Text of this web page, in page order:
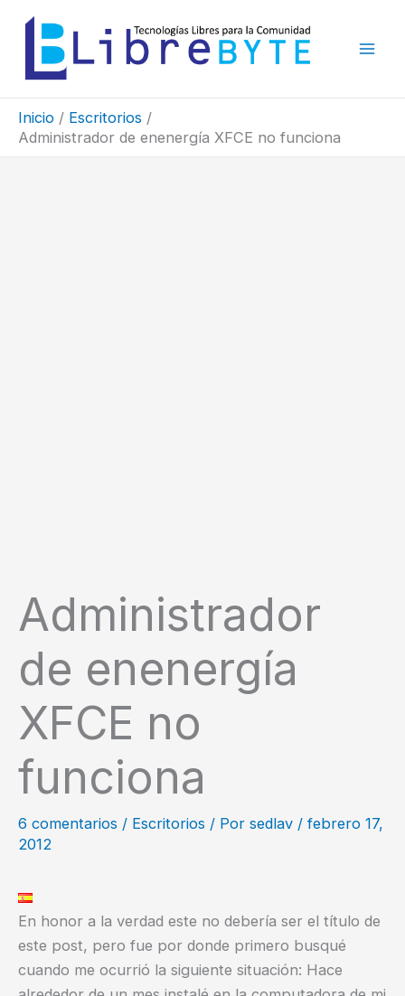
contenido
Inicio
Escritorios
Administrador de enenergía XFCE no funciona
Administrador
de enenergía
XFCE no
funciona
6 comentarios / Escritorios / Por sedlav / febrero 17,
2012
En honor a la verdad este no debería ser el título de
este post, pero fue por donde primero busqué
cuando me ocurrió la siguiente situación: Hace